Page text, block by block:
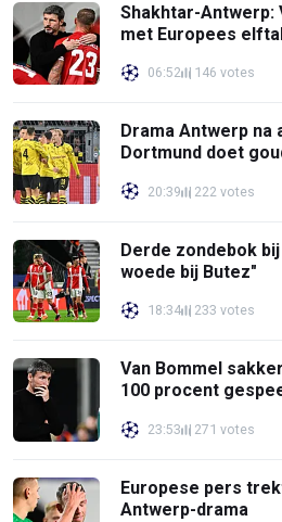
Shakhtar-Antwerp:
met Europees
06:52 146 votes
Drama Antwerp na
Dortmund doet
20:39 222 votes
Derde zondebok
woede bij Butez"
18:34 233 votes
Van Bommel
100 procent
23:53 271 votes
Europese pers
Antwerp-drama